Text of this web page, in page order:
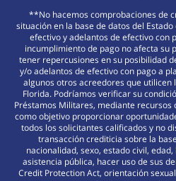
**No hacemos comprobaciones de
situación en la base de datos del
efectivo y adelantos de efectivo con
incumplimiento de pago no afecta su
tener repercusiones en su posibilidad
y/o adelantos de efectivo con pago a
algunos otros acreedores que utilicen
Florida. Podríamos verificar su
Préstamos Militares, mediante
como objetivo proporcionar
todos los solicitantes calificados y no
transacción crediticia sobre la
nacionalidad, sexo, estado civil,
asistencia pública, hacer uso de sus
Credit Protection Act, orientación